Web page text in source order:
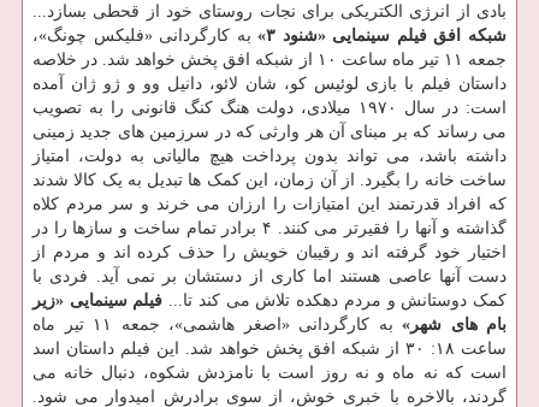
بادی از انرژی الکتریکی برای نجات روستای خود از قحطی بسازد...
شبکه افق فیلم سینمایی «شنود ۳»
به کارگردانی «فلیکس چونگ»،
جمعه ۱۱ تیر ماه ساعت ۱۰ از شبکه افق پخش خواهد شد. در خلاصه
داستان فیلم با بازی لوئیس کو، شان لائو، دانیل وو و ژو ژان آمده
است: در سال ۱۹۷۰ میلادی، دولت هنگ کنگ قانونی را به تصویب
می رساند که بر مبنای آن هر وارثی که در سرزمین های جدید زمینی
داشته باشد، می تواند بدون پرداخت هیچ مالیاتی به دولت، امتیاز
ساخت خانه را بگیرد. از آن زمان، این کمک ها تبدیل به یک کالا شدند
که افراد قدرتمند این امتیازات را ارزان می خرند و سر مردم کلاه
گذاشته و آنها را فقیرتر می کنند. ۴ برادر تمام ساخت و سازها را در
اختیار خود گرفته اند و رقیبان خویش را حذف کرده اند و مردم از
دست آنها عاصی هستند اما کاری از دستشان بر نمی آید. فردی با
کمک دوستانش و مردم دهکده تلاش می کند تا... فیلم سینمایی «زیر
بام های شهر»
به کارگردانی «اصغر هاشمی»، جمعه ۱۱ تیر ماه
ساعت ۱۸: ۳۰ از شبکه افق پخش خواهد شد. این فیلم داستان اسد
است که نه ماه و نه روز است با نامزدش شکوه، دنبال خانه می
گردند، بالاخره با خبری خوش، از سوی برادرش امیدوار می شود.